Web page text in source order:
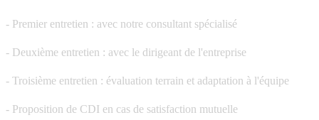
- Premier entretien : avec notre consultant spécialisé
- Deuxième entretien : avec le dirigeant de l'entreprise
- Troisième entretien : évaluation terrain et adaptation à l'équipe
- Proposition de CDI en cas de satisfaction mutuelle